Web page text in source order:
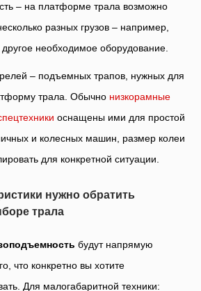
– на платформе трала возможно
разных грузов – например,
другое необходимое оборудование.
– подъемных трапов, нужных для
трала. Обычно низкорамные
оснащены ими для простой
и колесных машин, размер колеи
для конкретной ситуации.
нужно обратить
трала
будут напрямую
что конкретно вы хотите
Для малогабаритной техники: